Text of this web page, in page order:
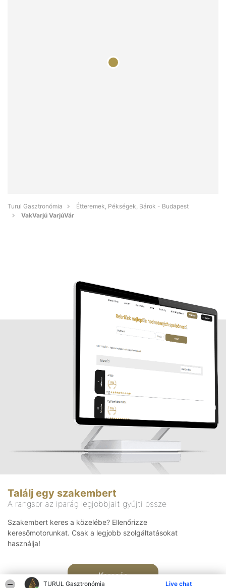
TURUL Gasztronómia Live chat
Turul Gasztronómia
Étteremek, Pékségek, Bárok - Budapest
VakVarjú VarjúVár
Találj egy szakembert
A rangsor az iparág legjobbjait gyűjti össze
Szakembert keres a közelébe? Ellenőrizze
keresőmotorunkat. Csak a legjobb szolgáltatásokat
használja!
Keresés